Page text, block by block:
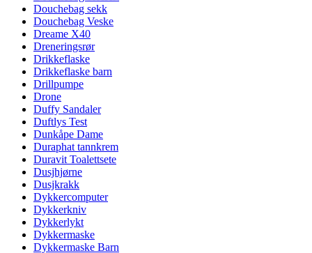
Douchebag sekk
Douchebag Veske
Dreame X40
Dreneringsrør
Drikkeflaske
Drikkeflaske barn
Drillpumpe
Drone
Duffy Sandaler
Duftlys Test
Dunkåpe Dame
Duraphat tannkrem
Duravit Toalettsete
Dusjhjørne
Dusjkrakk
Dykkercomputer
Dykkerkniv
Dykkerlykt
Dykkermaske
Dykkermaske Barn